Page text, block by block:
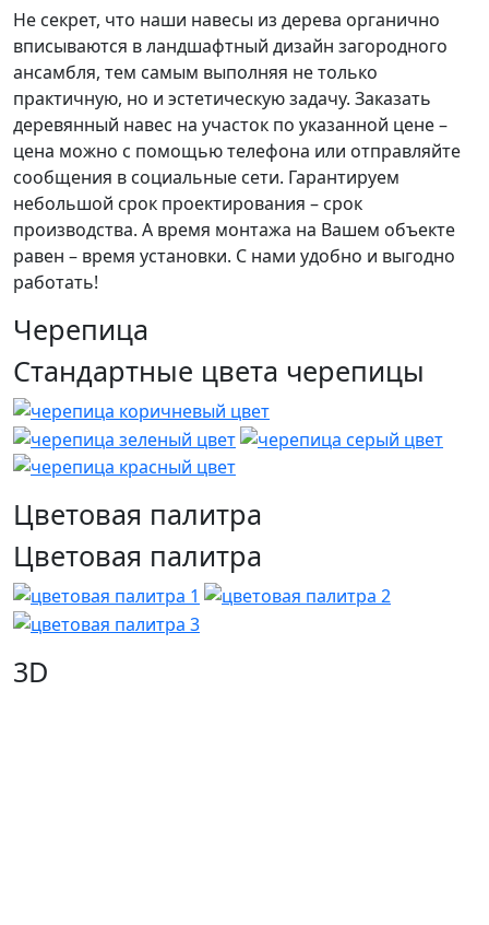
Не секрет, что наши навесы из дерева органично
вписываются в ландшафтный дизайн загородного
ансамбля, тем самым выполняя не только
практичную, но и эстетическую задачу. Заказать
деревянный навес на участок по указанной цене –
цена можно с помощью телефона или отправляйте
сообщения в социальные сети. Гарантируем
небольшой срок проектирования – срок
производства. А время монтажа на Вашем объекте
равен – время установки. С нами удобно и выгодно
работать!
Черепица
Стандартные цвета черепицы
Цветовая палитра
Цветовая палитра
3D